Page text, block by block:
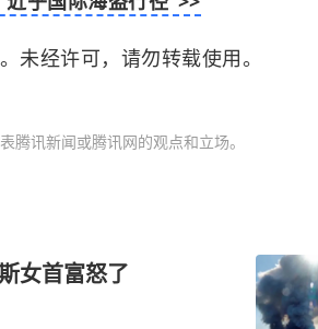
未经许可，请勿转载使用。
腾讯新闻或腾讯网的观点和立场。
女首富怒了